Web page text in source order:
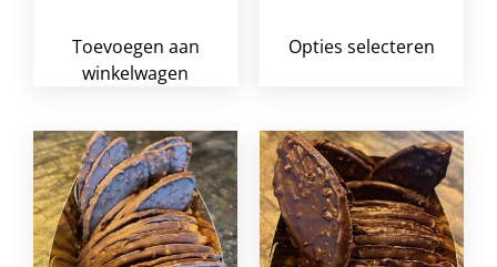
Toevoegen aan
winkelwagen
Opties selecteren